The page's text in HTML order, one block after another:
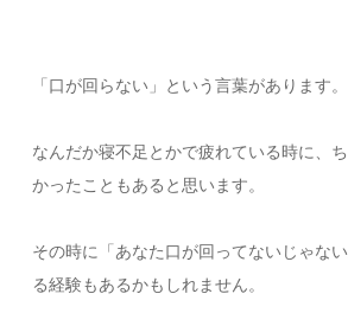
「口が回らない」という言葉があります。
なんだか寝不足とかで疲れている時に、
かったこともあると思います。
その時に「あなた口が回ってないじゃな
る経験もあるかもしれません。